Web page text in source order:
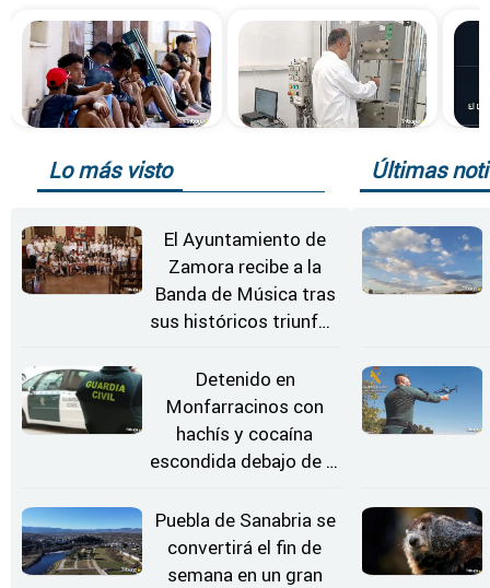
Lo más visto
El Ayuntamiento de
Zamora recibe a la
Banda de Música tras
sus históricos triunfos
Detenido en
Monfarracinos con
hachís y cocaína
escondida debajo de la
coche
Puebla de Sanabria se
convertirá el fin de
semana en un gran
Últimas